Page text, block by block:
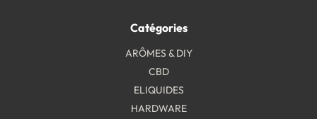
Catégories
ARÔMES & DIY
CBD
ELIQUIDES
HARDWARE